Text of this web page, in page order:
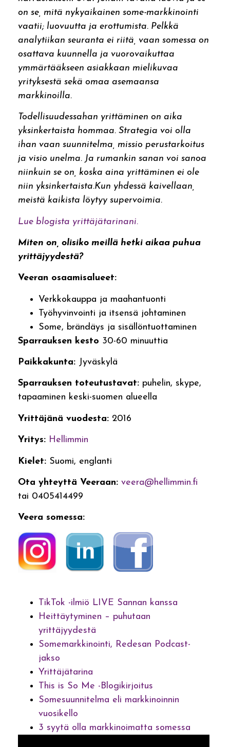
on se, mitä nykyaikainen some-markkinointi
vaatii; luovuutta ja erottumista. Pelkkä
analytiikan seuranta ei riitä, vaan somessa on
osattava kuunnella ja vuorovaikuttaa
ymmärtääkseen asiakkaan mielikuvaa
yrityksestä sekä omaa asemaansa
markkinoilla.
Todellisuudessahan yrittäminen on aika
yksinkertaista hommaa. Strategia voi olla
ihan vaan suunnitelma, missio perustarkoitus
ja visio unelma. Ja rumankin sanan voi sanoa
niinkuin se on, koska aina yrittäminen ei ole
niin yksinkertaista.Kun yhdessä kaivellaan,
meistä kaikista löytyy supervoimia.
Lue blogista yrittäjätarinani.
Miten on, olisiko meillä hetki aikaa puhua
yrittäjyydestä?
Veeran osaamisalueet:
Verkkokauppa ja maahantuonti
Työhyvinvointi ja itsensä johtaminen
Some, brändäys ja sisällöntuottaminen
Sparrauksen kesto 30-60 minuuttia
Paikkakunta: Jyväskylä
Sparrauksen toteutustavat: puhelin, skype,
tapaaminen keski-suomen alueella
Yrittäjänä vuodesta: 2016
Yritys: Hellimmin
Kielet: Suomi, englanti
Ota yhteyttä Veeraan: veera@hellimmin.fi
tai 0405414499
Veera somessa:
TikTok -ilmiö LIVE Sannan kanssa
Heittäytyminen – puhutaan
yrittäjyydestä
Somemarkkinointi, Redesan Podcast-
jakso
Yrittäjätarina
This is So Me -Blogikirjoitus
Somesuunnitelma eli markkinoinnin
vuosikello
3 syytä olla markkinoimatta somessa